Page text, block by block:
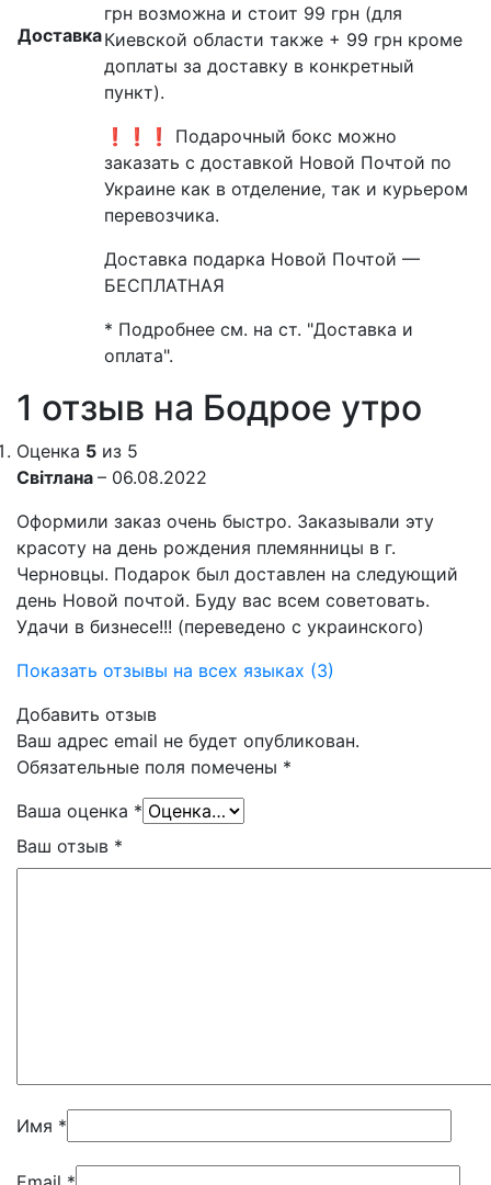
Доставка
грн возможна и стоит 99 грн (для
Киевской области также + 99 грн кроме
доплаты за доставку в конкретный
пункт).
❗❗❗ Подарочный бокс можно
заказать с доставкой Новой Почтой по
Украине как в отделение, так и курьером
перевозчика.
Доставка подарка Новой Почтой —
БЕСПЛАТНАЯ
* Подробнее см. на ст. "Доставка и
оплата".
1 отзыв на Бодрое утро
Оценка 5 из 5
Світлана – 06.08.2022
Оформили заказ очень быстро. Заказывали эту
красоту на день рождения племянницы в г.
Черновцы. Подарок был доставлен на следующий
день Новой почтой. Буду вас всем советовать.
Удачи в бизнесе!!! (переведено с украинского)
Показать отзывы на всех языках (3)
Добавить отзыв
Ваш адрес email не будет опубликован.
Обязательные поля помечены *
Ваша оценка *
Ваш отзыв *
Имя *